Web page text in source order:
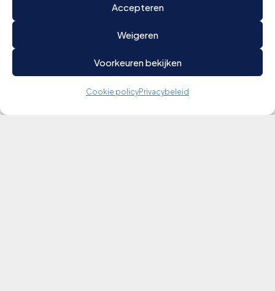
Accepteren
Weigeren
Voorkeuren bekijken
Cookie policyPrivacybeleid